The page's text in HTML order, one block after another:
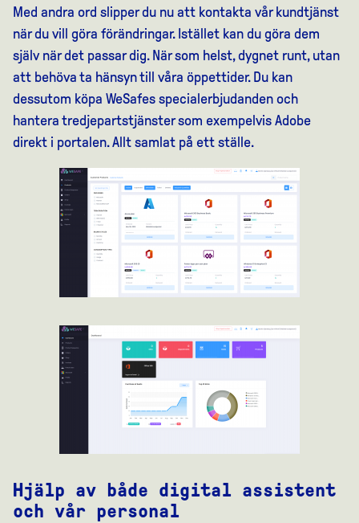
Med andra ord slipper du nu att kontakta vår kundtjänst
när du vill göra förändringar. Istället kan du göra dem
själv när det passar dig. När som helst, dygnet runt, utan
att behöva ta hänsyn till våra öppettider. Du kan
dessutom köpa WeSafes specialerbjudanden och
hantera tredjepartstjänster som exempelvis Adobe
direkt i portalen. Allt samlat på ett ställe.
Hjälp av både digital assistent
och vår personal